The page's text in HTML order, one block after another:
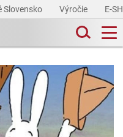
Slovensko Výročie E-